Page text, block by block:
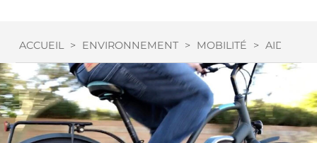
ACCUEIL > ENVIRONNEMENT > MOBILITÉ > AIDE